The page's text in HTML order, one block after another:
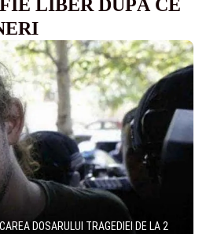
LIBER DUPĂ CE
DOSARULUI TRAGEDIEI DE LA 2